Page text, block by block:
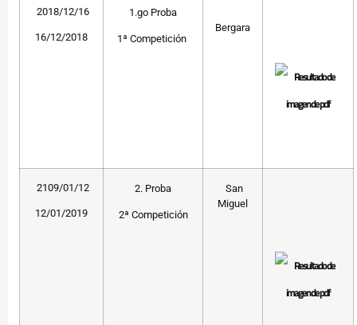
2018/12/16
16/12/2018
1.go Proba
1ª Competición
Bergara
2109/01/12
12/01/2019
2. Proba
2ª Competición
San
Miguel